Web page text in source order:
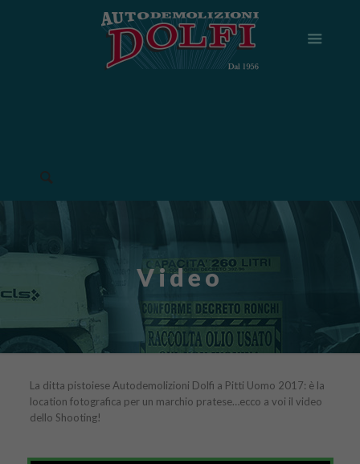
Video
La ditta pistoiese Autodemolizioni Dolfi a Pitti Uomo 2017: è la
location fotografica per un marchio pratese…ecco a voi il video
dello Shooting!